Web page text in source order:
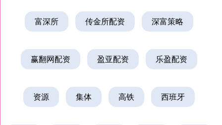
富深所 传金所配资 深富策略
赢翻网配资 盈亚配资 乐盈配资
资源 集体 高铁 西班牙